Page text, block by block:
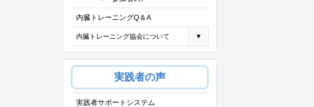
内臓トレーニングQ＆A
内臓トレーニング協会について ▼
実践者の声
実践者サポートシステム